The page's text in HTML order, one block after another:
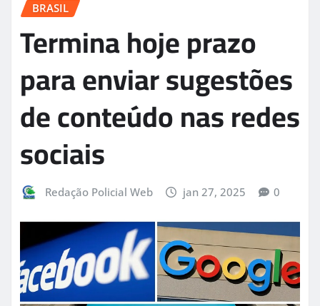
BRASIL
Termina hoje prazo
para enviar sugestões
de conteúdo nas redes
sociais
Redação Policial Web jan 27, 2025 0